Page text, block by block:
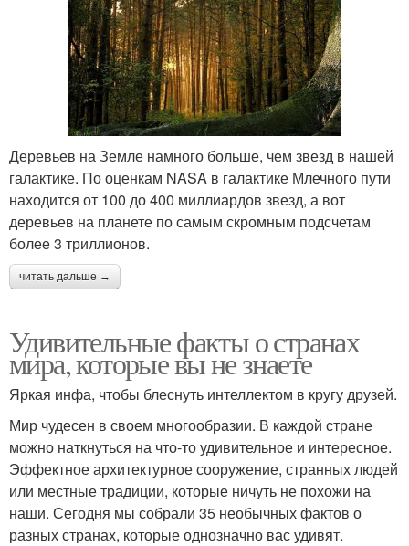
Деревьев на Земле намного больше, чем звезд в нашей
галактике. По оценкам NASA в галактике Млечного пути
находится от 100 до 400 миллиардов звезд, а вот
деревьев на планете по самым скромным подсчетам
более 3 триллионов.
читать дальше →
Удивительные факты о странах
мира, которые вы не знаете
Яркая инфа, чтобы блеснуть интеллектом в кругу друзей.
Мир чудесен в своем многообразии. В каждой стране
можно наткнуться на что-то удивительное и интересное.
Эффектное архитектурное сооружение, странных людей
или местные традиции, которые ничуть не похожи на
наши. Сегодня мы собрали 35 необычных фактов о
разных странах, которые однозначно вас удивят.